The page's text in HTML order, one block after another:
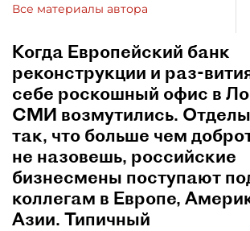
Все материалы автора
Когда Европейский банк
реконструкции и раз-
себе роскошный офис в
СМИ возмутились.
так, что больше чем
не назовешь, российские
бизнесмены поступают
коллегам в Европе,
Азии. Типичный